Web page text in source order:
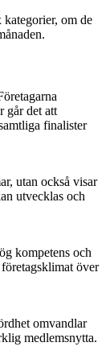
om de
går det att
finalister
utan också visar
utvecklas och
kompetens och
över
omvandlar
medlemsnytta.